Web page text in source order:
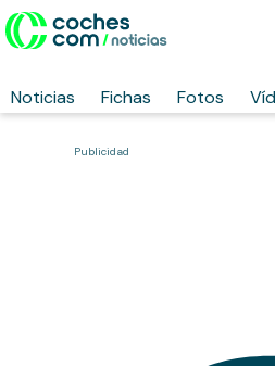
Noticias Fichas Fotos
Publicidad